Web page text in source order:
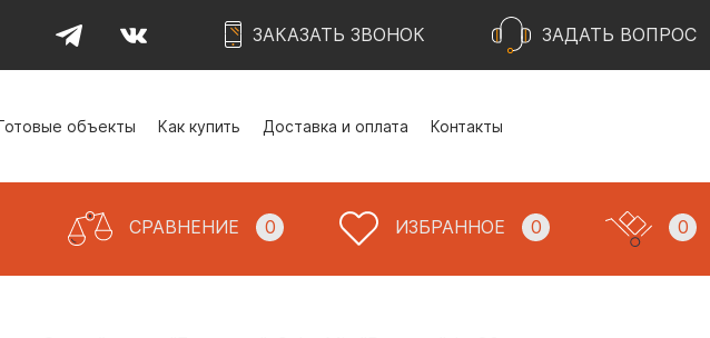
ЗАКАЗАТЬ ЗВОНОК ЗАДАТЬ ВОПРОС
объекты Как купить Доставка и оплата Контакты
СРАВНЕНИЕ 0 ИЗБРАННОЕ 0 0